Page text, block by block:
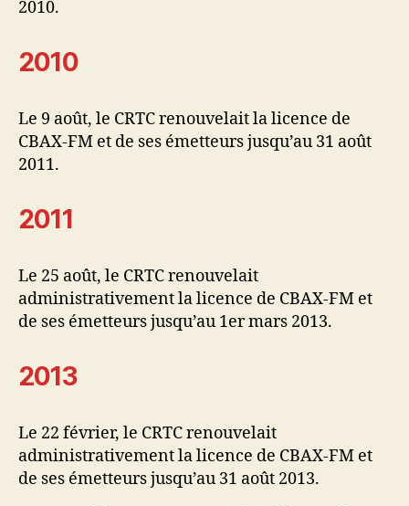
2010.
2010
Le 9 août, le CRTC renouvelait la licence de
CBAX-FM et de ses émetteurs jusqu’au 31 août
2011.
2011
Le 25 août, le CRTC renouvelait
administrativement la licence de CBAX-FM et
de ses émetteurs jusqu’au 1er mars 2013.
2013
Le 22 février, le CRTC renouvelait
administrativement la licence de CBAX-FM et
de ses émetteurs jusqu’au 31 août 2013.